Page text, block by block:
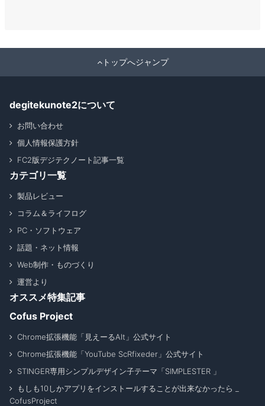
トップへジャンプ
degitekunote2について
お問い合わせ
個人情報保護方針
FC2版デジテクノート記事一覧
カテゴリ一覧
製品レビュー
コラム＆ライフログ
PC・ソフトウェア
話題・ネット情報
Web制作・ものづくり
運営より
オススメ特集記事
Cofus Project
Chrome拡張機能「見えーるAlt」公式サイト
Chrome拡張機能「YouTube ScRfixeder」公式サイト
STINGER専用シンプルデザイン子テーマ「SIMPLESTER 」
もしも10しかアプリをインストールすることが出来なかったら _
CofusProject